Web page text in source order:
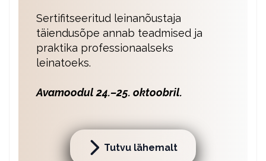
Sertifitseeritud leinanõustaja
täiendusõpe annab teadmised ja
praktika professionaalseks
leinatoeks.
Avamoodul 24.–25. oktoobril.
Tutvu lähemalt